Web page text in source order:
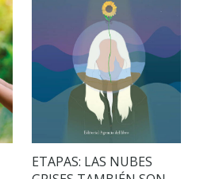
ETAPAS: LAS NUBES